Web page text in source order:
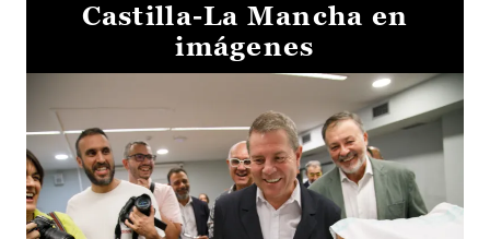
Castilla-La Mancha en
imágenes